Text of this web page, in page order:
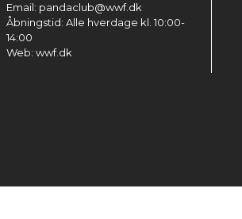
Email: pandaclub@wwf.dk
Åbningstid: Alle hverdage kl. 10:00-
14:00
Web: wwf.dk